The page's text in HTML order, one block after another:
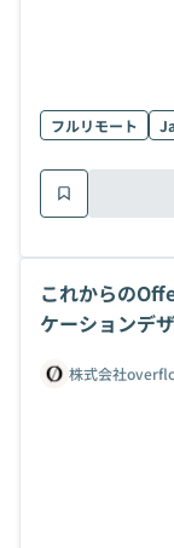
フルリモート
これからの
ケーションデ
株式会社